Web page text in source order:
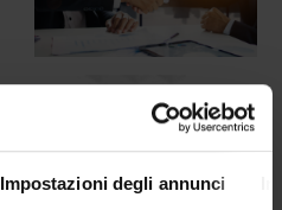
Impostazioni degli annunci
POD - CULTURE E